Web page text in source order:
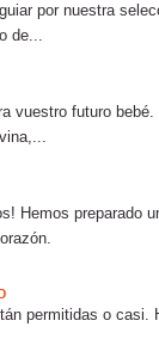
por nuestra
de...
vuestro futuro
Hemos preparado
permitidas o casi.